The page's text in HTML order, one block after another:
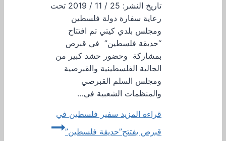
تاريخ النشر: 25 / 11 / 2019 تحت
رعاية سفارة دولة فلسطين
ومجلس بلدي كيتي تم افتتاح
“حديقة فلسطين” في قبرص
بمشاركة وحضور حشد كبير من
الجالية الفلسطينية والقبرصية
ومجلس السلم القبرصي
والمنظمات الشعبية في…
قراءة المزيد سفير فلسطين في
قبرص يفتتح”حديقة فلسطين”